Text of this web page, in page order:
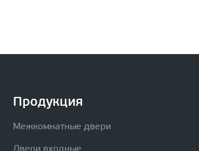
Продукция
Межкомнатные двери